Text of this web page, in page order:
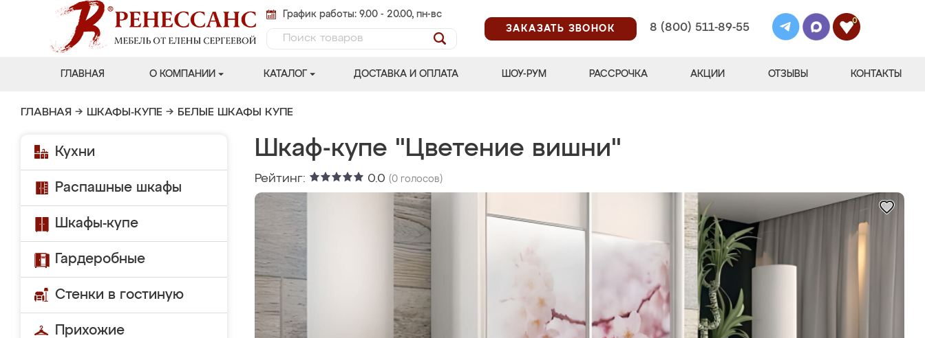
График работы: 9.00 - 20.00, пн-вс
ЗАКАЗАТЬ ЗВОНОК
8 (800) 511-89-55
0
ГЛАВНАЯ О КОМПАНИИ КАТАЛОГ ДОСТАВКА И ОПЛАТА ШОУ-РУМ РАССРОЧКА АКЦИИ ОТЗЫВЫ КОНТАКТЫ
ГЛАВНАЯ → ШКАФЫ-КУПЕ → БЕЛЫЕ ШКАФЫ КУПЕ
Кухни
Распашные шкафы
Шкафы-купе
Гардеробные
Стенки в гостиную
Прихожие
Шкаф-купе "Цветение вишни"
Рейтинг: 0.0 (0 голосов)